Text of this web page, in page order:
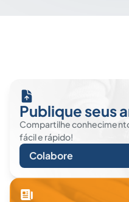
Publique seus
Compartilhe
fácil e rápido!
Colabore